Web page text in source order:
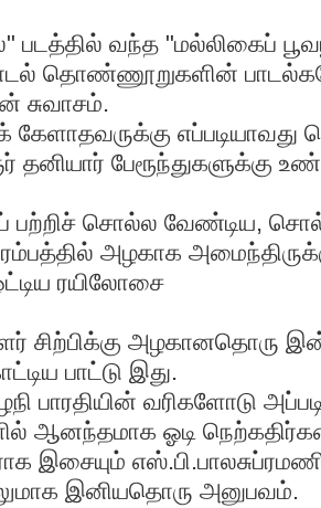
வந்த "மல்லிகைப்
தொண்ணூறுகளின்
சுவாசம்.
கேளாதவருக்கு
தனியார் பேரூந்துகளுக்கு
பற்றிச் சொல்ல வேண்டிய,
அழகாக
ரயிலோசை
சிற்பிக்கு அழகானதொரு
பாட்டு இது.
பாரதியின் வரிகளோடு
ஆனந்தமாக ஓடி
இசையும்
இனியதொரு அனுபவம்.